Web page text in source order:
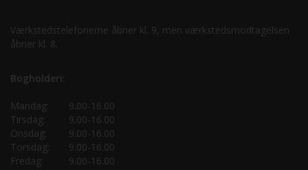
Værkstedstelefonerne åbner kl. 9, men værkstedsmodtagelsen
åbner kl. 8.
Bogholderi:
Mandag:
9.00-16.00
Tirsdag:
9.00-16.00
Onsdag:
9.00-16.00
Torsdag:
9.00-16.00
Fredag:
9.00-16.00